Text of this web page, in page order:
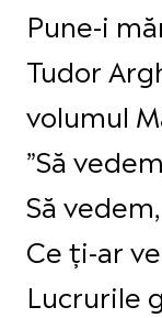
Pune-i
Tudor
volumul
”Să
Să
Ce ţi-ar
Lucrurile